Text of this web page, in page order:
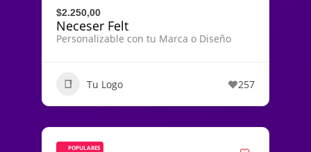
$2.250,00
Neceser Felt
Personalizable con tu Marca o Diseño
Tu Logo 257
POPULARES